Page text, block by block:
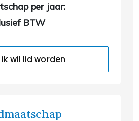
per jaar:
BTW
wil lid worden